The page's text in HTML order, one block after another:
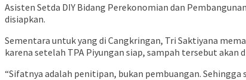
Asisten Setda DIY Bidang Perekonomian dan
disiapkan.
Sementara untuk yang di Cangkringan, Tri Saktiyana
karena setelah TPA Piyungan siap, sampah tersebut akan
“Sifatnya adalah penitipan, bukan pembuangan.